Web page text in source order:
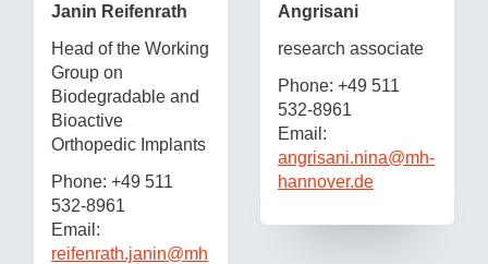
Janin Reifenrath
Head of the Working
Group on
Biodegradable and
Bioactive
Orthopedic Implants
Phone: +49 511
532-8961
Email:
reifenrath.janin@mh
Angrisani
research associate
Phone: +49 511
532-8961
Email:
angrisani.nina@mh-
hannover.de